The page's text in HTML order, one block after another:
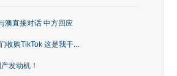
澳直接对话 中方回应
收购TikTok 这是我干...
发动机！